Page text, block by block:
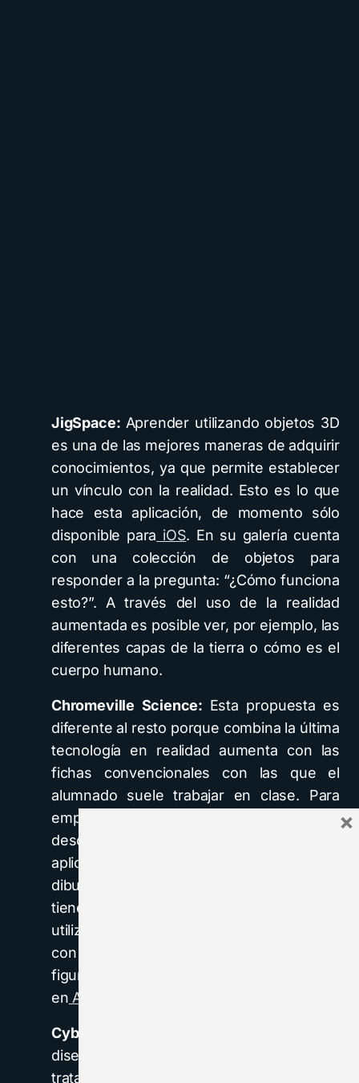
JigSpace: Aprender utilizando objetos 3D
es una de las mejores maneras de adquirir
conocimientos, ya que permite establecer
un vínculo con la realidad. Esto es lo que
hace esta aplicación, de momento sólo
disponible para iOS. En su galería cuenta
con una colección de objetos para
responder a la pregunta: “¿Cómo funciona
esto?”. A través del uso de la realidad
aumentada es posible ver, por ejemplo, las
diferentes capas de la tierra o cómo es el
cuerpo humano.
Chromeville Science: Esta propuesta es
diferente al resto porque combina la última
tecnología en realidad aumenta con las
fichas convencionales con las que el
alumnado suele trabajar en clase. Para
empezar a usar la app primero hay que
descargar estas fichas desde la web de la
aplicación. En este caso, se trata de
dibujos relacionados con la ciencia que
tiene que colorear. A continuación, y
utilizando la aplicación, podrá interactuar
con ellos y ver cómo se convierten en
figuras 3D. Se puede usar tanto
en Android
Cyberchase 3D Builder:
diseñada para niños de 6 a 9 años. Se
trata de un juego cuya finalidad es que los
×